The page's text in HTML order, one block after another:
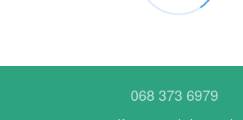
068 373 6979